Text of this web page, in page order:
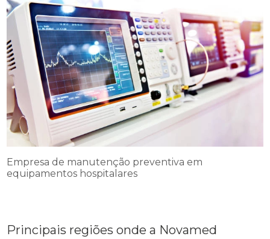
Empresa de manutenção preventiva em
equipamentos hospitalares
Principais regiões onde a Novamed